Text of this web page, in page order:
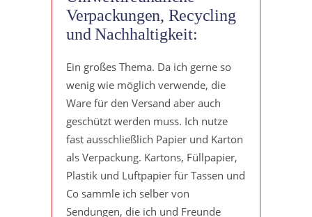
Verpackungen, Recycling
und Nachhaltigkeit:
Ein großes Thema. Da ich gerne so
wenig wie möglich verwende, die
Ware für den Versand aber auch
geschützt werden muss. Ich nutze
fast ausschließlich Papier und Karton
als Verpackung. Kartons, Füllpapier,
Plastik und Luftpapier für Tassen und
Co sammle ich selber von
Sendungen, die ich und Freunde